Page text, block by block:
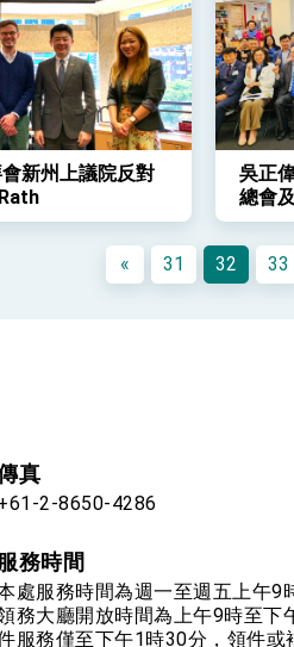
新州上議院反對
吳正
總會
禮
« 31 32 33
真
2-8650-4286
服務時間
處服務時間為週一至週五上午9
務大廳開放時間為上午9時至下
服務僅至下午1時30分，領件或